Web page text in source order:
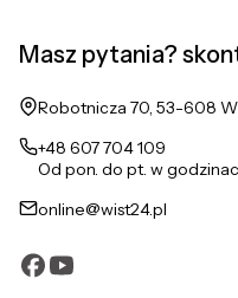
Masz pytania?
Adres:
Robotnicza 70, 53-608
+48 607 704 109
Od pon. do pt. w
online@wist24.pl